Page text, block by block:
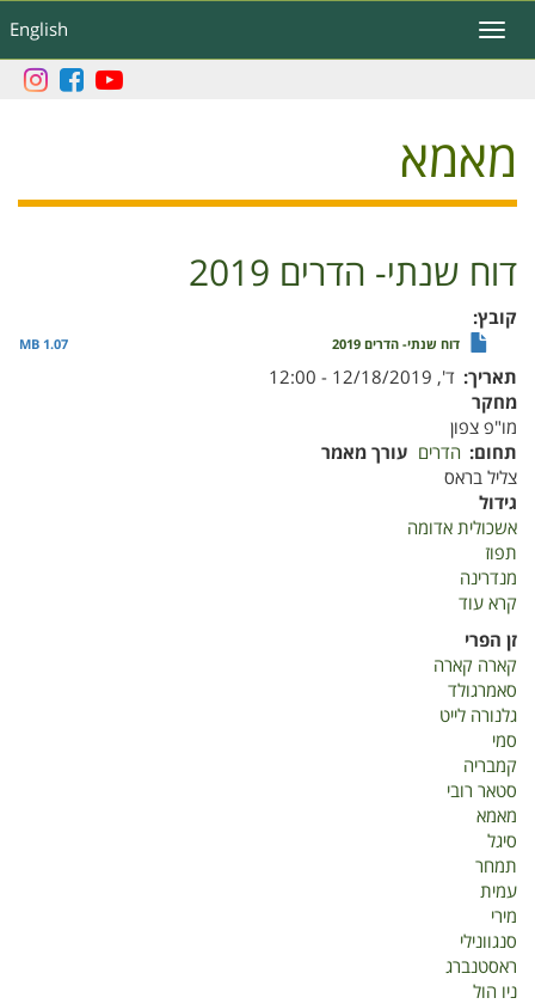
לתוכן
העיקרי
English
Toggle
navigation
מאמא
דוח שנתי- הדרים 2019
קובץ
דוח שנתי- הדרים 2019 1.07 MB
תאריך ד', 12/18/2019 - 12:00
מחקר
מו"פ צפון
תחום הדרים עורך מאמר
צליל בראס
גידול
אשכולית אדומה
תפוז
מנדרינה
קרא עוד
הדרים
2019
זן הפרי
קארה קארה
סאמרגולד
גלנורה לייט
סמי
קמבריה
סטאר רובי
מאמא
סיגל
תמחר
עמית
מירי
סנגוונילי
ראסטנברג
ניו הול